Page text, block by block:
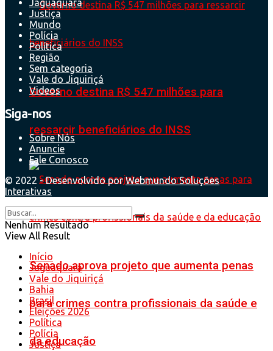
Governo destina R$ 547 milhões para
ressarcir beneficiários do INSS
Senado aprova projeto que aumenta penas
para crimes contra profissionais da saúde e
da educação
Jaguaquara
Justiça
Mundo
Polícia
Política
Região
Sem categoria
Vale do Jiquiriçá
Videos
Siga-nos
Sobre Nós
Anuncie
Fale Conosco
© 2022 - Desenvolvido porWebmundo Soluções
Interativas
Nenhum Resultado
View All Result
Início
Jaguaquara
Vale do Jiquiriçá
Bahia
Brasil
Eleições 2026
Política
Polícia
Justiça